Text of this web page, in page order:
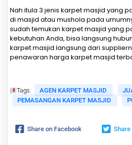
Nah itula 3 jenis karpet masjid yang
di masjid atau mushola pada
sudah temukan karpet masjid yang
kebutuhan Anda, bisa langsung
karpet masjid langsung dari
penawaran harga karpet masjid
Tags: AGEN KARPET MASJID
PEMASANGAN KARPET MASJID
Share on Facebook